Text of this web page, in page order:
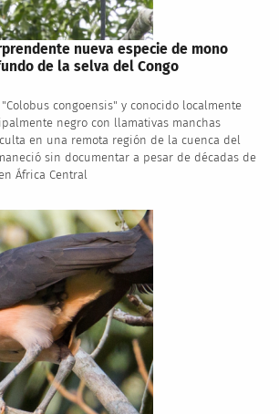
nueva especie de mono
de la selva del Congo
congoensis" y conocido localmente
negro con llamativas manchas
en una remota región de la cuenca del
sin documentar a pesar de décadas de
África Central